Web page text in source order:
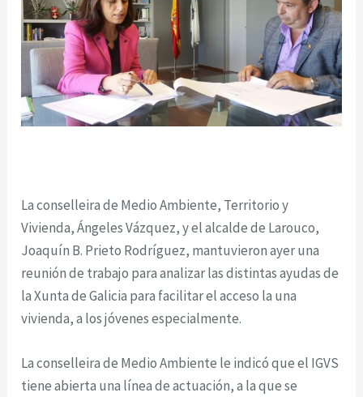
La conselleira de Medio Ambiente, Territorio y
Vivienda, Ángeles Vázquez, y el alcalde de Larouco,
Joaquín B. Prieto Rodríguez, mantuvieron ayer una
reunión de trabajo para analizar las distintas ayudas de
la Xunta de Galicia para facilitar el acceso la una
vivienda, a los jóvenes especialmente.
La conselleira de Medio Ambiente le indicó que el IGVS
tiene abierta una línea de actuación, a la que se